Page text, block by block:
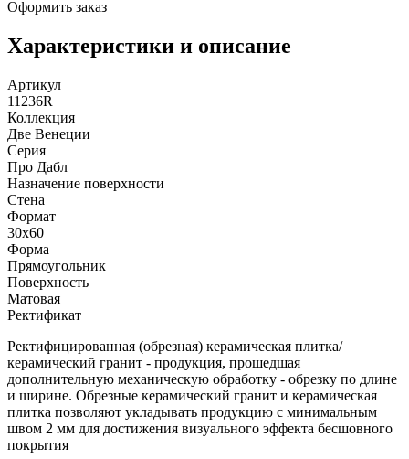
Оформить заказ
Характеристики и описание
Артикул
11236R
Коллекция
Две Венеции
Серия
Про Дабл
Назначение поверхности
Стена
Формат
30x60
Форма
Прямоугольник
Поверхность
Матовая
Ректификат
Ректифицированная (обрезная) керамическая плитка/
керамический гранит - продукция, прошедшая
дополнительную механическую обработку - обрезку по длине
и ширине. Обрезные керамический гранит и керамическая
плитка позволяют укладывать продукцию с минимальным
швом 2 мм для достижения визуального эффекта бесшовного
покрытия